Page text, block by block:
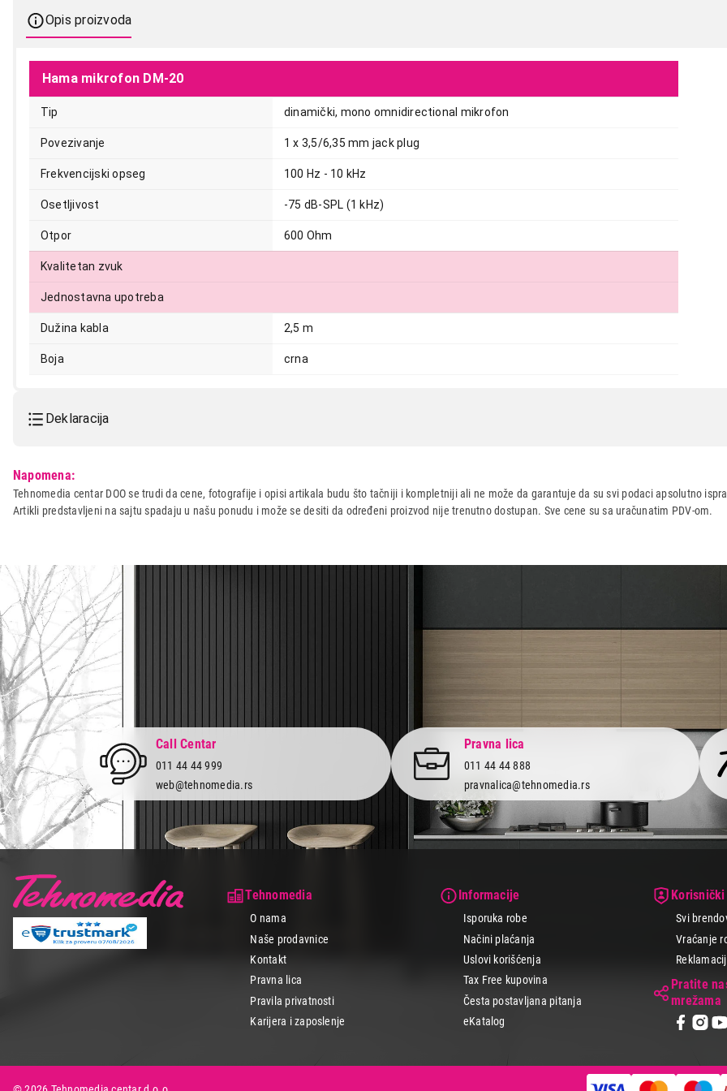
Opis proizvoda
Hama mikrofon DM-20
Tip dinamički, mono omnidirectional mikrofon
Povezivanje 1 x 3,5/6,35 mm jack plug
Frekvencijski opseg 100 Hz - 10 kHz
Osetljivost -75 dB-SPL (1 kHz)
Otpor 600 Ohm
Kvalitetan zvuk
Jednostavna upotreba
Dužina kabla 2,5 m
Boja crna
Deklaracija
Naziv i vrsta robe:
MIKROFON I OPREMA
Uvoznik:
Repro Market d.o.o.
Napomena:
Tehnomedia centar DOO se trudi da cene, fotografije i opisi artikala budu što tačniji i kompletniji ali ne može da garantuje da su svi podaci apsolutno
Artikli predstavljeni na sajtu spadaju u našu ponudu i može se desiti da određeni proizvod nije trenutno dostupan. Sve cene su sa uračunatim PDV-om.
HAMA DM-20 460202
Call Centar
011 44 44 999
web@tehnomedia.rs
Pravna lica
011 44 44 888
pravnalica@tehnomedia.rs
Tehnomedia
O nama
Naše prodavnice
Kontakt
Pravna lica
Pravila privatnosti
Karijera i zaposlenje
Informacije
Isporuka robe
Načini plaćanja
Uslovi korišćenja
Tax Free kupovina
Česta postavljana pitanja
eKatalog
Svi
Vraćanje
Pratite
mrežama